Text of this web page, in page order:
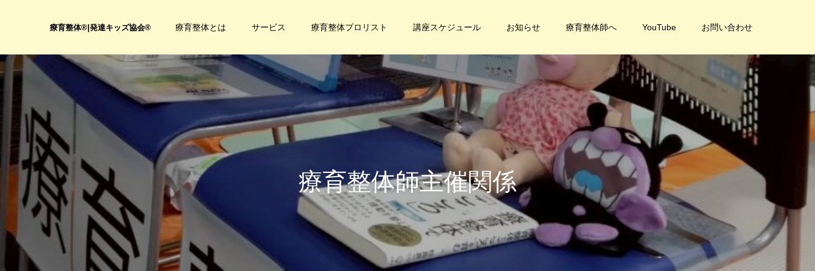
療育整体®|発達キッズ協会® 療育整体とは サービス 療育整体プロリスト 講座スケジュール お知らせ 療育整体師へ YouTube お問い合わせ
療育整体師主催関係